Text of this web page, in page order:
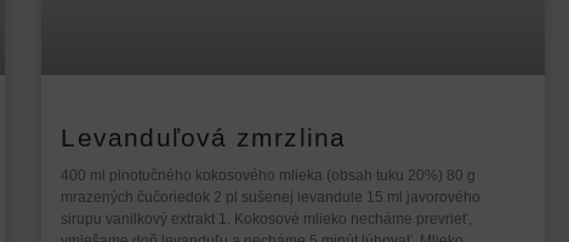
Levanduľová zmrzlina
400 ml plnotučného kokosového mlieka (obsah tuku 20%) 80 g
mrazených čučoriedok 2 pl sušenej levandule 15 ml javorového
sirupu vanilkový extrakt 1. Kokosové mlieko necháme prevrieť,